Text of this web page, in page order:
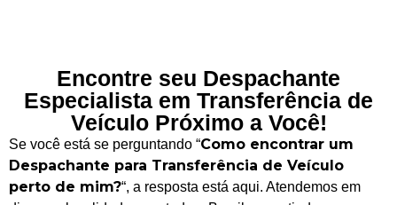
Encontre seu Despachante
Especialista em Transferência de
Veículo Próximo a Você!
Se você está se perguntando “Como encontrar um
Despachante para Transferência de Veículo
perto de mim?“, a resposta está aqui. Atendemos em